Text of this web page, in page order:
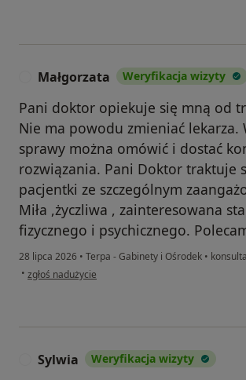
Małgorzata Weryfikacja wizyty
Pani doktor opiekuje się mną od
Nie ma powodu zmieniać lekarza.
sprawy można omówić i dostać
rozwiązania. Pani Doktor traktuje
pacjentki ze szczególnym
Miła ,życzliwa , zainteresowana
fizycznego i psychicznego.
28 lipca 2026 • Terpa - Gabinety i Ośrodek •
• w opinii użytkownika Małgorzata
zgłoś nadużycie
Sylwia Weryfikacja wizyty